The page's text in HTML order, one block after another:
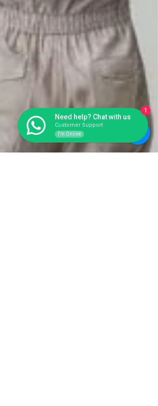
Need help? Chat with us
Customer Support
I'm Online
1